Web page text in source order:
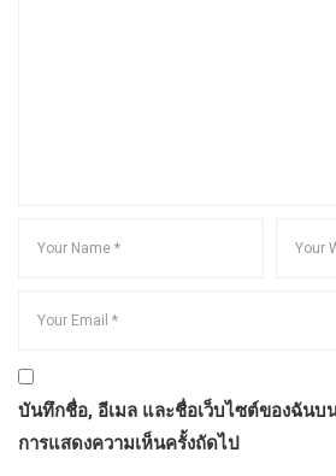
บันทึกชื่อ, อีเมล และชื่อเว็บไซต์ของฉันบ
การแสดงความเห็นครั้งถัดไป